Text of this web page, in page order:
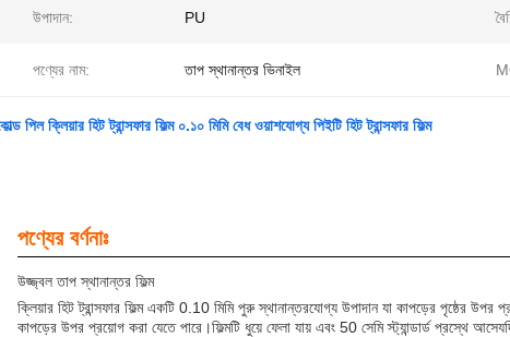
উপাদান: PU
পণ্যের নাম: তাপ স্থানান্তর ভিনাইল
পিল ক্লিয়ার হিট ট্রান্সফার ফিল্ম ০.১০ মিমি বেধ ওয়াশযোগ্য পিইটি হিট ট্রান্সফার ফিল্ম
পণ্যের বর্ণনাঃ
উজ্জ্বল তাপ স্থানান্তর ফিল্ম
ক্লিয়ার হিট ট্রান্সফার ফিল্ম একটি 0.10 মিমি পুরু স্থানান্তরযোগ্য উপাদান যা কাপড়ের পৃষ্ঠের
কাপড়ের উপর প্রয়োগ করা যেতে পারে।ফিল্মটি ধুয়ে ফেলা যায় এবং 50 সেমি স্ট্যান্ডার্ড প্রস্থে